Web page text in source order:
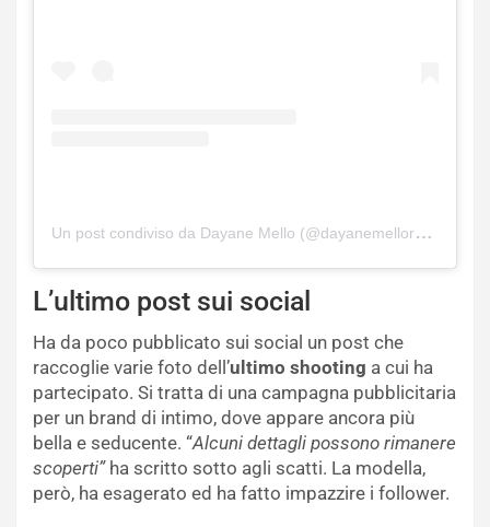
Un post condiviso da Dayane Mello (@dayanemelloreal)
L’ultimo post sui social
Ha da poco pubblicato sui social un post che
raccoglie varie foto dell’ultimo shooting a cui ha
partecipato. Si tratta di una campagna pubblicitaria
per un brand di intimo, dove appare ancora più
bella e seducente. “Alcuni dettagli possono rimanere
scoperti”ha scritto sotto agli scatti. La modella,
però, ha esagerato ed ha fatto impazzire i follower.